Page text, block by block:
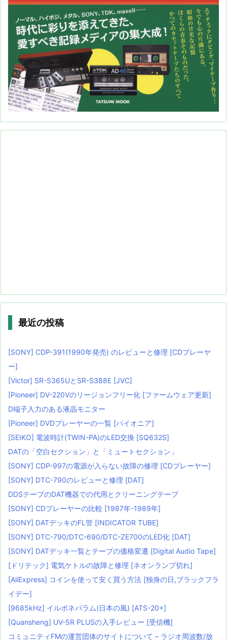
最近の投稿
[SONY] CDP-391(1990年発売) のレビューと修理 [CDプレーヤ
ー]
[Victor] SR-S365UとSR-S388E [JVC]
[Pioneer] DV-220Vのリージョンフリー化 [ファームウェア更新]
D端子入力のある液晶モニター
[Pioneer] DVDプレーヤーの一覧 [パイオニア]
[SEIKO] 電波時計(TWIN-PA)のLED交換 [SQ632S]
DATの「空白セクション」と「ミュートセクション」
[SONY] CDP-997の電源が入らない故障の修理 [CDプレーヤー]
[SONY] DTC-790のレビューと修理 [DAT]
DDSテープのDAT機器での代用とクリーニングテープ
[SONY] CDプレーヤーの比較 [1987年-1989年]
[SONY] DATデッキのFL管 [INDICATOR TUBE]
[SONY] DTC-790/DTC-690/DTC-ZE700のLED化 [DAT]
[SONY] DATデッキ一覧とテープの価格変遷 [Digital Audio Tape]
[ドリテック] 電気ケトルの故障と修理 [ネオンランプ切れ]
[AliExpress] コインを使って安く買う方法 [独身の日,ブラックフラ
イデー]
[9685kHz] イルボネパラム(日本の風) [ATS-20+]
[Quansheng] UV-5R PLUSの入手レビュー [受信機]
コミュニティFMの運営団体のサイトについて – ラジオ周波数/放